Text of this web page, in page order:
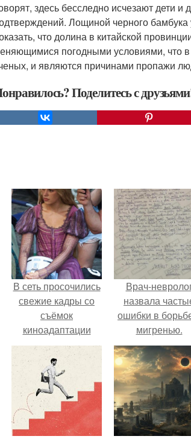
здесь бесследно исчезают дети
Лощиной черного
что долина в китайской
погодными условиями, что
и являются причинами пропажи
Поделитесь с
В сеть просочились
свежие кадры со
съёмок
киноадаптации
"Рапунцель", и всё
внимание
моментально
оказалось
приковано к Тиган
крофт.
Врач-
назвала
ошибки в
мигренью.
ПРОБЛЕМА
ОТКУДА ОНА
БЕРЕТСЯ